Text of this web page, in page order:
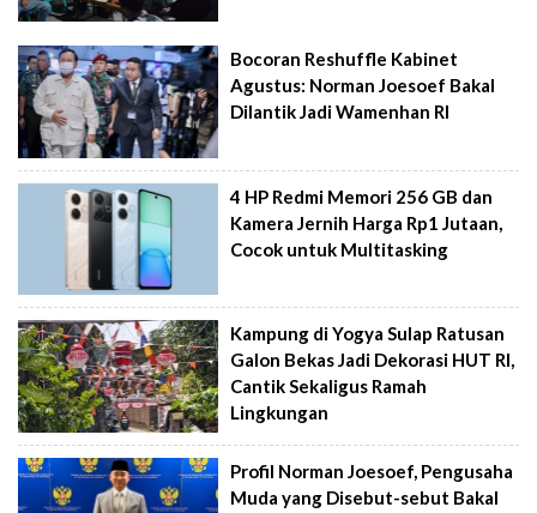
Bocoran Reshuffle Kabinet
Agustus: Norman Joesoef Bakal
Dilantik Jadi Wamenhan RI
4 HP Redmi Memori 256 GB dan
Kamera Jernih Harga Rp1 Jutaan,
Cocok untuk Multitasking
Kampung di Yogya Sulap Ratusan
Galon Bekas Jadi Dekorasi HUT RI,
Cantik Sekaligus Ramah
Lingkungan
Profil Norman Joesoef, Pengusaha
Muda yang Disebut-sebut Bakal